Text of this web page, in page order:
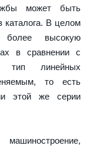
может быть
каталога. В целом
более высокую
в сравнении с
тип линейных
то есть
этой же серии